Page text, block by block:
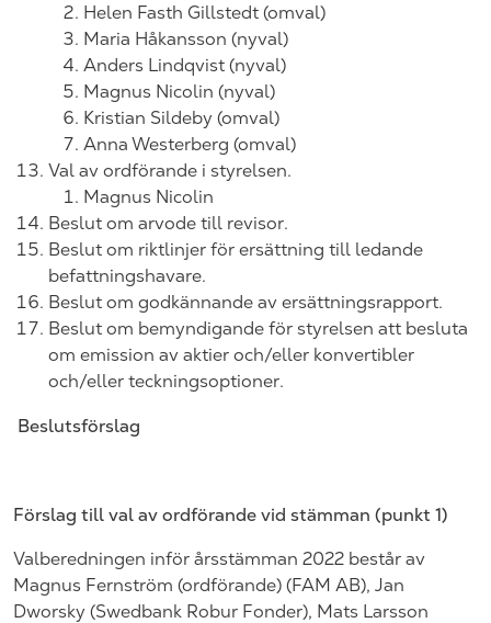
Helen Fasth Gillstedt (omval)
Maria Håkansson (nyval)
Anders Lindqvist (nyval)
Magnus Nicolin (nyval)
Kristian Sildeby (omval)
Anna Westerberg (omval)
Val av ordförande i styrelsen.
Magnus Nicolin
Beslut om arvode till revisor.
Beslut om riktlinjer för ersättning till ledande
befattningshavare.
Beslut om godkännande av ersättningsrapport.
Beslut om bemyndigande för styrelsen att besluta
om emission av aktier och/eller konvertibler
och/eller teckningsoptioner.
Beslutsförslag
Förslag till val av ordförande vid stämman (punkt 1)
Valberedningen inför årsstämman 2022 består av
Magnus Fernström (ordförande) (FAM AB), Jan
Dworsky (Swedbank Robur Fonder), Mats Larsson